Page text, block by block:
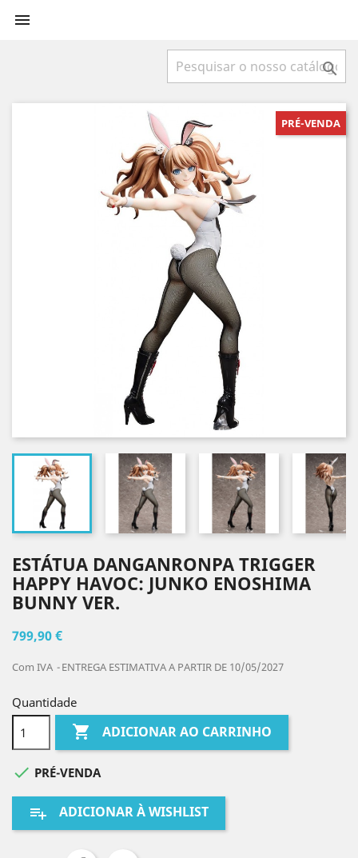


PRÉ-VENDA
ESTÁTUA DANGANRONPA TRIGGER
HAPPY HAVOC: JUNKO ENOSHIMA
BUNNY VER.
799,90 €
Com IVA ENTREGA ESTIMATIVA A PARTIR DE 10/05/2027
Quantidade
 ADICIONAR AO CARRINHO
 PRÉ-VENDA
playlist_add ADICIONAR À WISHLIST